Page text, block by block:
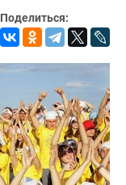
Поделиться: